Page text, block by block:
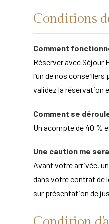
Conditions
Comment
Réserver avec Séjour
l’un de nos
validez la réservation
Comment se
Un acompte de 40 %
Une caution me
Avant votre arrivée,
dans votre contrat de
sur présentation de